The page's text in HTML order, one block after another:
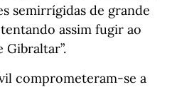
semirrígidas de grande
assim fugir ao
comprometeram-se a